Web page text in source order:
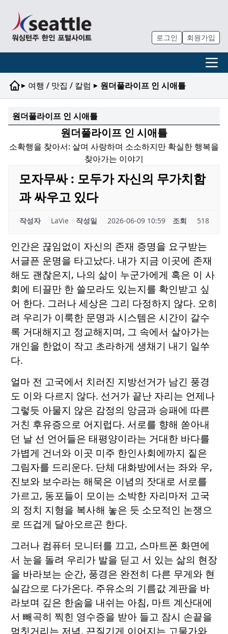
로그인 회원가입
▸ 여행 / 맛집 / 칼럼 ▸ 원더풀라이프 인 시애틀
원더풀라이프 인 시애틀
원더풀라이프 인 시애틀
소확행을 찾아서: 살며 사랑하며 소소하지만 확실한 행복을
찾아가는 이야기
모자무싸 : 모두가 자신의 무가치함
과 싸우고 있다
작성자 LaVie 작성일 2026-06-09 10:59 조회 518
인간은 끊임없이 자신의 존재 증명을 요구받는
서글픈 운명을 타고났다. 내가 지금 이곳에 존재
해도 괜찮은지, 나의 삶이 누군가에게 혹은 이 사
회에 티끌만 한 쓸모라도 있는지를 확인받고 싶
어 한다. 그러나 세상은 그리 다정하지 않다. 오히
려 우리가 이룩한 문명과 시스템은 시간이 갈수
록 거대해지고 정교해지며, 그 속에서 살아가는
개인을 한없이 작고 초라하게 생채기 내기 일쑤
다.
얼마 전 고국에서 치러진 지방선거가 남긴 풍경
도 이와 다르지 않다. 선거가 끝난 자리는 언제나
그렇듯 아물지 않은 감정의 앙금과 승패에 따른
거친 후유증으로 어지럽다. 서로를 향해 쏟아내
던 날 선 언어들은 태평양이라는 거대한 바다를
가볍게 건너와 이곳 미주 한인사회에까지 짙은
그림자를 드리운다. 단체 대화방에서는 좌와 우,
진보와 보수라는 해묵은 이념의 잣대로 서로를
가르고, 동포들이 모이는 소박한 자리마저 고국
의 정치 지형을 복사해 놓은 듯 소모적인 논쟁으
로 뜨겁게 달아오르곤 한다.
그러나 컴퓨터 모니터를 끄고, 스마트폰 화면에
서 눈을 돌려 우리가 발을 딛고 서 있는 삶의 현장
을 바라보는 순간, 풍경은 완전히 다른 무게와 현
실감으로 다가온다. 주유소의 기름값 계판을 바
라보며 깊은 한숨을 내쉬는 아침, 마트 계산대에
서 빼곡히 찍힌 영수증을 받아 들고 잠시 손끝을
멈칫거리는 저녁. 끈질기게 이어지는 고물가와